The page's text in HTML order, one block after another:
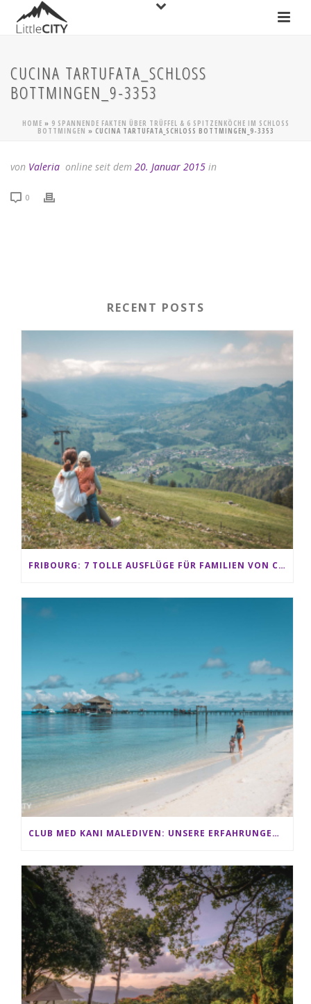
CUCINA TARTUFATA_SCHLOSS
BOTTMINGEN_9-3353
HOME » 9 SPANNENDE FAKTEN ÜBER TRÜFFEL & 6 SPITZENKÖCHE IM SCHLOSS
BOTTMINGEN » CUCINA TARTUFATA_SCHLOSS BOTTMINGEN_9-3353
von Valeria online seit dem 20. Januar 2015 in
0
RECENT POSTS
FRIBOURG: 7 TOLLE AUSFLÜGE FÜR FAMILIEN VON CHARMEY BIS LES PACCOTS
CLUB MED KANI MALEDIVEN: UNSERE ERFAHRUNGEN IM ALL-INCLUSIVE PARADIES